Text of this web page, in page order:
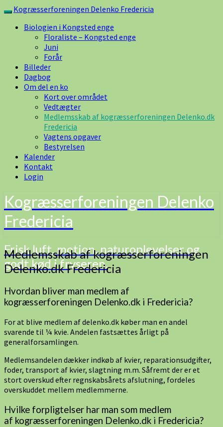
Skip
content
Toggle
navigation
Kogræsserforeningen Delenko Fredericia
Biologien i Kongsted enge
Floraliste – Kongsted enge
Juni
Forår
Billeder
Dagbog
Om del en ko
Kort over området
Vedtægter
Medlemsskab af kogræsserforeningen Delenko.dk
Fredericia
Vagtens opgaver
Bestyrelsen
Kalender
Kontakt
Login
Kogræsserforeningen Delenko
Fredericia
Frisk luft, motion, naturoplevelser og
godt kød i fryseren.
Medlemsskab
af
kogræsserforeningen
Fredericia
Medlemsskab af kogræsserforeningen
Delenko.dk Fredericia
Hvordan bliver man medlem af
kogræsserforeningen Delenko.dk i Fredericia?
For at blive medlem af delenko.dk køber man en andel
svarende til ¼ kvie. Andelen fastsættes årligt på
generalforsamlingen.
Medlemsandelen dækker indkøb af kvier, reparationsudgifter,
foder, transport af kvier, slagtning m.m. Såfremt der er et
stort overskud efter regnskabsårets afslutning, fordeles
overskuddet mellem medlemmerne.
Hvilke forpligtelser har man som medlem
af kogræsserforeningen Delenko.dk i Fredericia?